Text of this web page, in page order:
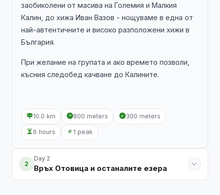
заобиколени от масива на Големия и Малкия
Калин, до хижа Иван Вазов - нощуваме в една от
най-автентичните и високо разположени хижи в
България.
При желание на групата и ако времето позволи,
късния следобед качване до Калините.
10.0 km 800 meters 300 meters
6 hours 1 peak
2
Day 2
Връх Отовица и останалите езера